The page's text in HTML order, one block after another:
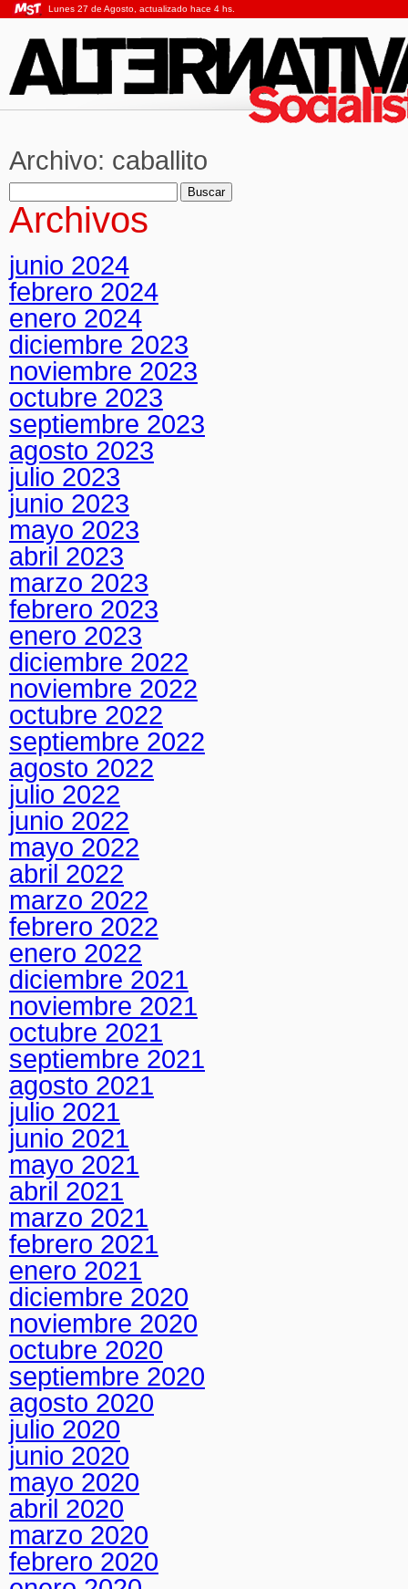
Lunes 27 de Agosto, actualizado hace 4 hs.
Archivo: caballito
Buscar:
Archivos
junio 2024
febrero 2024
enero 2024
diciembre 2023
noviembre 2023
octubre 2023
septiembre 2023
agosto 2023
julio 2023
junio 2023
mayo 2023
abril 2023
marzo 2023
febrero 2023
enero 2023
diciembre 2022
noviembre 2022
octubre 2022
septiembre 2022
agosto 2022
julio 2022
junio 2022
mayo 2022
abril 2022
marzo 2022
febrero 2022
enero 2022
diciembre 2021
noviembre 2021
octubre 2021
septiembre 2021
agosto 2021
julio 2021
junio 2021
mayo 2021
abril 2021
marzo 2021
febrero 2021
enero 2021
diciembre 2020
noviembre 2020
octubre 2020
septiembre 2020
agosto 2020
julio 2020
junio 2020
mayo 2020
abril 2020
marzo 2020
febrero 2020